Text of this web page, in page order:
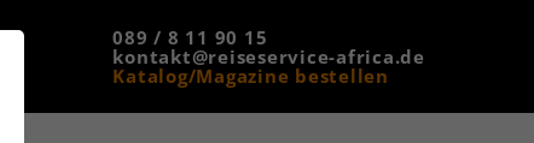
089 / 8 11 90 15
kontakt@reiseservice-africa.de
Katalog/Magazine bestellen